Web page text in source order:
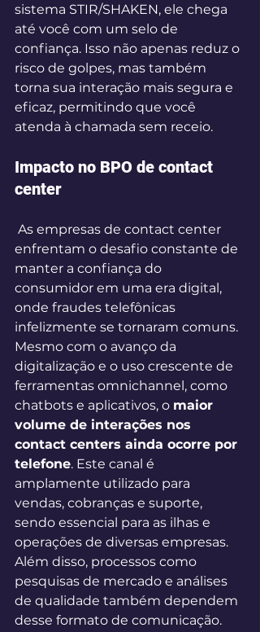
sistema STIR/SHAKEN, ele chega
até você com um selo de
confiança. Isso não apenas reduz o
risco de golpes, mas também
torna sua interação mais segura e
eficaz, permitindo que você
atenda à chamada sem receio.
Impacto no BPO de contact
center
As empresas de contact center
enfrentam o desafio constante de
manter a confiança do
consumidor em uma era digital,
onde fraudes telefônicas
infelizmente se tornaram comuns.
Mesmo com o avanço da
digitalização e o uso crescente de
ferramentas omnichannel, como
chatbots e aplicativos, o maior
volume de interações nos
contact centers ainda ocorre por
telefone. Este canal é
amplamente utilizado para
vendas, cobranças e suporte,
sendo essencial para as ilhas e
operações de diversas empresas.
Além disso, processos como
pesquisas de mercado e análises
de qualidade também dependem
desse formato de comunicação.